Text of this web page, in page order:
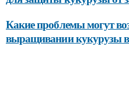
Какие проблемы могут
выращивании кукурузы